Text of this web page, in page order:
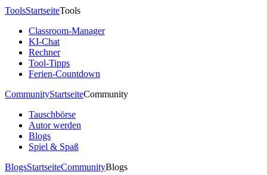
ToolsStartseiteTools
Classroom-Manager
KI-Chat
Rechner
Tool-Tipps
Ferien-Countdown
CommunityStartseiteCommunity
Tauschbörse
Autor werden
Blogs
Spiel & Spaß
BlogsStartseiteCommunityBlogs